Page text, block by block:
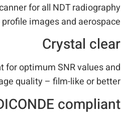
for all NDT radiography
images and aerospace
Crystal clear
optimum SNR values and
quality – film-like or better
compliant